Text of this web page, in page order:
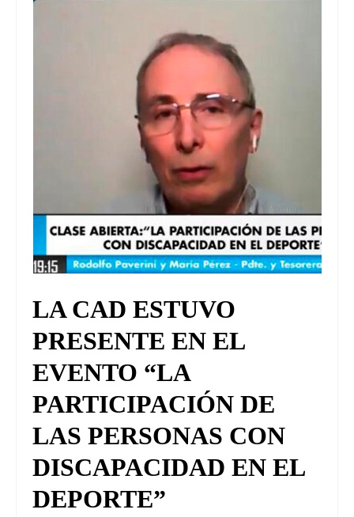
CAD FEDERAL
LA CAD ESTUVO
PRESENTE EN EL
EVENTO “LA
PARTICIPACIÓN DE
LAS PERSONAS CON
DISCAPACIDAD EN EL
DEPORTE”